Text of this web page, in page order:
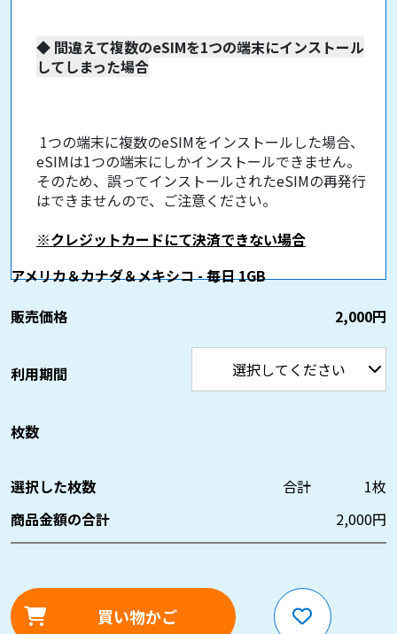
◆ 間違えて複数のeSIMを1つの端末にインストール
してしまった場合
1つの端末に複数のeSIMをインストールした場合、
eSIMは1つの端末にしかインストールできません。
そのため、誤ってインストールされたeSIMの再発行
はできませんので、ご注意ください。
※クレジットカードにて決済できない場合
アメリカ＆カナダ＆メキシコ - 毎日 1GB
販売価格
2,000円
利用期間
枚数
選択した枚数 合計 1枚
商品金額の合計
2,000円
買い物かご